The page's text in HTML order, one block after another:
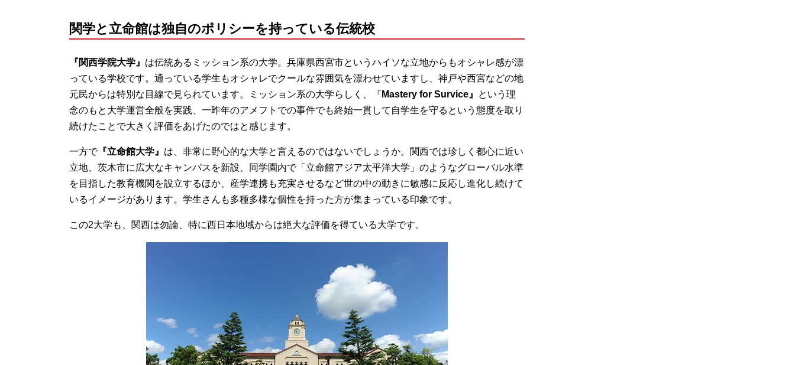
関学と立命館は独自のポリシーを持っている伝統校
『関西学院大学』 は伝統あるミッション系の大学。兵庫県西宮市というハイソな立地からもオシャレ感が漂
っている学校です。通っている学生もオシャレでクールな雰囲気を漂わせていますし、神戸や西宮などの地
元民からは特別な目線で見られています。ミッション系の大学らしく、『 Mastery for Survice』
という理
念のもと大学運営全般を実践、一昨年のアメフトでの事件でも終始一貫して自学生を守るという態度を取り
続けたことで大きく評価をあげたのではと感じます。
一方で『立命館大学』 は、非常に野心的な大学と言えるのではないでしょうか。関西では珍しく都心に近い
立地、茨木市に広大なキャンパスを新設、同学園内で「立命館アジア太平洋大学」のようなグローバル水準
を目指した教育機関を設立するほか、産学連携も充実させるなど世の中の動きに敏感に反応し進化し続けて
いるイメージがあります。学生さんも多種多様な個性を持った方が集まっている印象です。
この2大学も、関西は勿論、特に西日本地域からは絶大な評価を得ている大学です。